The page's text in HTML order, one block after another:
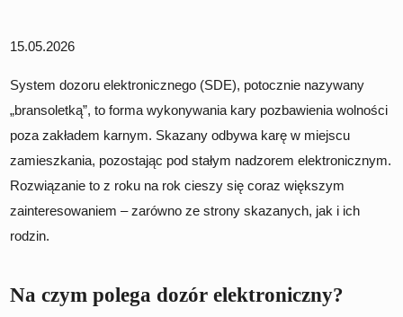
15.05.2026
System dozoru elektronicznego (SDE), potocznie nazywany
„bransoletką”, to forma wykonywania kary pozbawienia wolności
poza zakładem karnym. Skazany odbywa karę w miejscu
zamieszkania, pozostając pod stałym nadzorem elektronicznym.
Rozwiązanie to z roku na rok cieszy się coraz większym
zainteresowaniem – zarówno ze strony skazanych, jak i ich
rodzin.
Na czym polega dozór elektroniczny?